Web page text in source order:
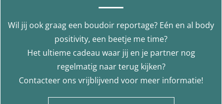
Wil jij ook graag een boudoir reportage? Eén en al body
positivity, een beetje me time?
Het ultieme cadeau waar jij en je partner nog
regelmatig naar terug kijken?
Contacteer ons vrijblijvend voor meer informatie!